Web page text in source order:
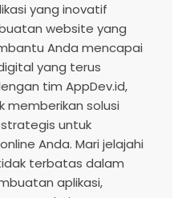
yang inovatif
website yang
Anda mencapai
yang terus
tim AppDev.id,
memberikan solusi
untuk
Anda. Mari jelajahi
terbatas dalam
aplikasi,